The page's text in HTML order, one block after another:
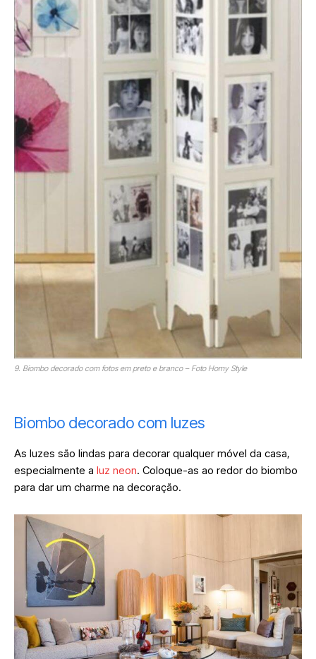
9. Biombo decorado com fotos em preto e branco – Foto Homy Style
Biombo decorado com luzes
As luzes são lindas para decorar qualquer móvel da casa,
especialmente a luz neon. Coloque-as ao redor do biombo
para dar um charme na decoração.